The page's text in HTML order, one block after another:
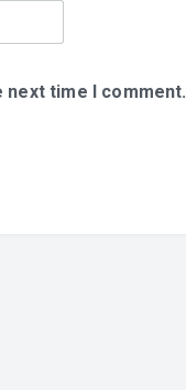
next time I comment.